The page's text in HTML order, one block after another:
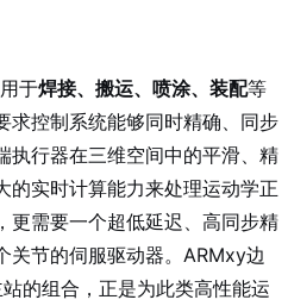
于焊接、搬运、喷涂、装配等
求控制系统能够同时精确、同步
执行器在三维空间中的平滑、精
的实时计算能力来处理运动学正
更需要一个超低延迟、高同步精
关节的伺服驱动器。ARMxy边
的组合，正是为此类高性能运